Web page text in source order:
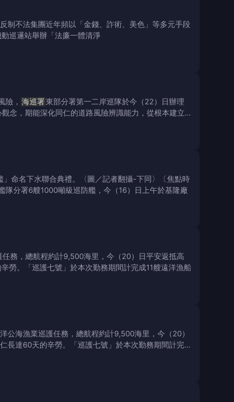
制不法集團近年頻以「金錢、詐術、美色」等多元手段
巡邏站舉辦「法廉一體清淨
險， 海巡署東部分署第一二岸巡隊於今（22）日辦理
念，期能深化同仁的道路風險辨識能力，從根本建立
命名下水聯合典禮。〈圖／記者翻攝-下同〉〔焦點時
隊分署6艘1000噸級巡防艦，今（16）日上午於基隆廠
任務，總航程約計9,500海里，今（20）日平安返抵高
勞。「巡護七號」於本次勤務期間計完成11艘遠洋漁船
公海漁業巡護任務，總航程約計9,500海里，今（20）
長達60天的辛勞。「巡護七號」於本次勤務期間計完